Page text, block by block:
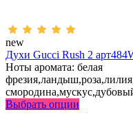
new
Духи Gucci Rush 2
Ноты аромата: белая
Выбрать опции